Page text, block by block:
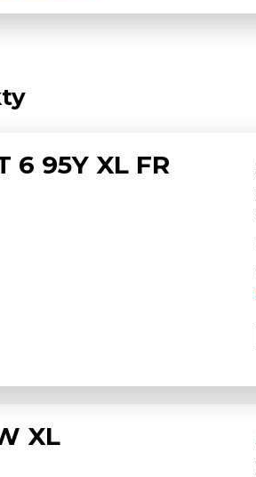
6 95Y XL FR
XL